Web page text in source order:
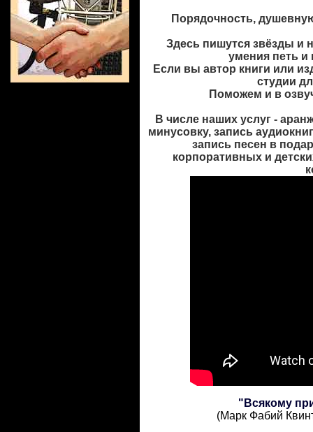
Порядочность,
Здесь пишутся звёзды и
умения петь и
Если вы автор книги или
студии
Поможем и в
В числе наших услуг -
минусовку, запись
запись песен в
корпоративных и
"Всякому
(Марк Фабий